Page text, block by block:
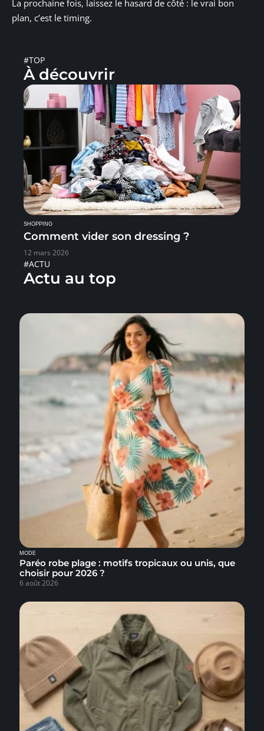
La prochaine fois, laissez le hasard de côté : le vrai bon
plan, c’est le timing.
#TOP
À découvrir
SHOPPING
Comment vider son dressing ?
12 mars 2026
#ACTU
Actu au top
MODE
Paréo robe plage : motifs tropicaux ou unis, que
choisir pour 2026 ?
6 août 2026